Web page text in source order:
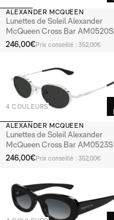
ALEXANDER MCQUEEN
Lunettes de Soleil Alexander
McQueen Cross Bar AM0520S
246,00€Prix conseillé : 352,00€
4 COULEURS
ALEXANDER MCQUEEN
Lunettes de Soleil Alexander
McQueen Cross Bar AM0523S
246,00€Prix conseillé : 352,00€